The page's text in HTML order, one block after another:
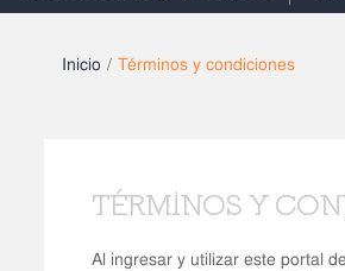
Inicio / Términos y condiciones
TÉRMINOS Y
Al ingresar y utilizar este portal